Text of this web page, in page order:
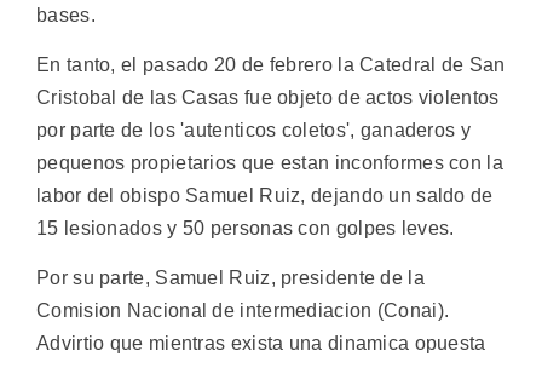
bases.
En tanto, el pasado 20 de febrero la Catedral de San
Cristobal de las Casas fue objeto de actos violentos
por parte de los 'autenticos coletos', ganaderos y
pequenos propietarios que estan inconformes con la
labor del obispo Samuel Ruiz, dejando un saldo de
15 lesionados y 50 personas con golpes leves.
Por su parte, Samuel Ruiz, presidente de la
Comision Nacional de intermediacion (Conai).
Advirtio que mientras exista una dinamica opuesta